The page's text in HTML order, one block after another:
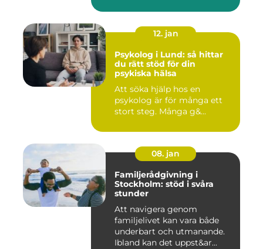
12. jan
Psykolog i Lund: så hittar
du rätt stöd för din
psykiska hälsa
Att söka hjälp hos en
psykolog är för många ett
stort steg. Många g&...
08. jan
Familjerådgivning i
Stockholm: stöd i svåra
stunder
Att navigera genom
familjelivet kan vara både
underbart och utmanande.
Ibland kan det uppst&ar...